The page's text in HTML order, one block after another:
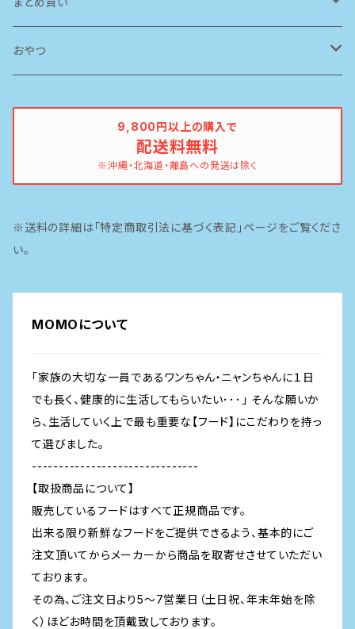
ブリスミックス
ソリッドゴールド
ドッグフード
おやつ
魚
9,800円以上の購入で
配送料無料
※沖縄・北海道・離島への発送は除く
※送料の詳細は「特定商取引法に基づく表記」ページをご覧くださ
い。
MOMOについて
「家族の大切な一員であるワンちゃん・ニャンちゃんに１日
でも長く、健康的に生活してもらいたい･･･」 そんな願いか
ら、生活していく上で最も重要な【フード】にこだわりを持っ
て選びました。
-------------------------------
【取扱商品について】
販売しているフードはすべて正規商品です。
出来る限り新鮮なフードをご提供できるよう、基本的にご
注文頂いてからメーカーから商品を取寄せさせていただい
ております。
その為、ご注文日より5～7営業日（土日祝、年末年始を除
く）ほどお時間を頂戴致しております。